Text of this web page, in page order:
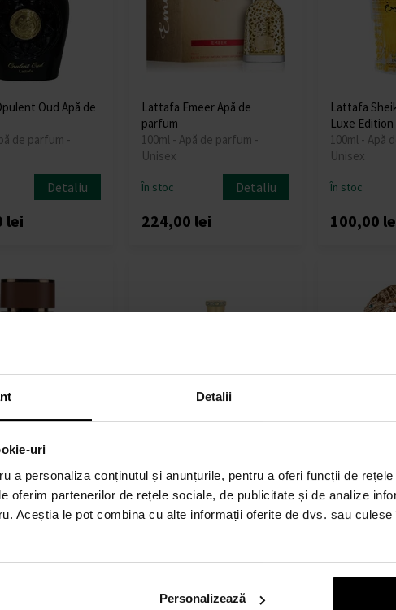
Detalii
uri
a personaliza conținutul și anunțurile, pentru a oferi funcții de
oferim partenerilor de rețele sociale, de publicitate și de analize
Aceștia le pot combina cu alte informații oferite de dvs. sau
Personalizează
Oud Apă de
de parfum -
Detaliu
lei
Lattafa Emeer Apă de
parfum
100ml - Apă de parfum -
Unisex
În stoc Detaliu
224,00 lei
Lattafa
Luxe
100ml - Apă
Unisex
În stoc
100,00
Bourbon Apa
- Tester
de parfum -
Detaliu
100ml - Apă de parfum -
Unisex
În stoc Detaliu
Unisex
În stoc